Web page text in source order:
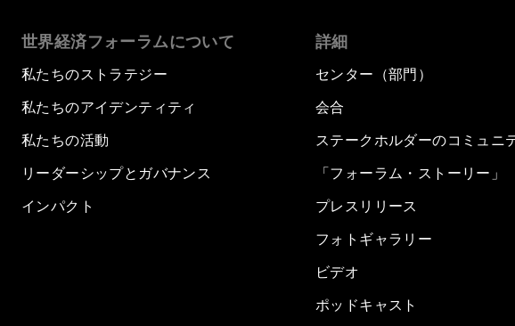
世界経済フォーラムについて
私たちのストラテジー
私たちのアイデンティティ
私たちの活動
リーダーシップとガバナンス
インパクト
詳細
センター（部門）
会合
ステークホルダーのコミュニ
「フォーラム・ストーリー」
プレスリリース
フォトギャラリー
ビデオ
ポッドキャスト